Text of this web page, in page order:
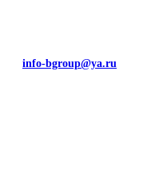
info-bgroup@ya.ru